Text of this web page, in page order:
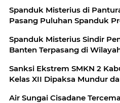
Spanduk Misterius di
Pasang Puluhan Spanduk
Spanduk Misterius Sindir
Banten Terpasang di
Sanksi Ekstrem SMKN 2
Kelas XII Dipaksa Mundur
Air Sungai Cisadane